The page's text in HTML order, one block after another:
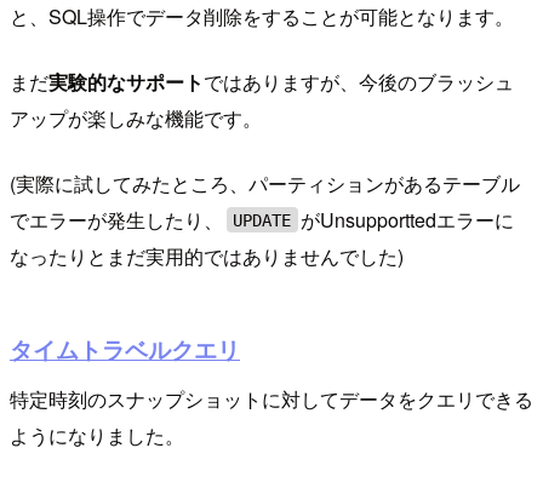
と、SQL操作でデータ削除をすることが可能となります。
まだ実験的なサポートではありますが、今後のブラッシュ
アップが楽しみな機能です。
(実際に試してみたところ、パーティションがあるテーブル
でエラーが発生したり、
UPDATE がUnsupporttedエラーに
なったりとまだ実用的ではありませんでした)
タイムトラベルクエリ
特定時刻のスナップショットに対してデータをクエリできる
ようになりました。